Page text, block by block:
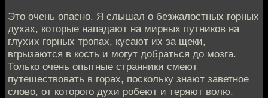
Это очень опасно. Я слышал о безжалостных горных
духах, которые нападают на мирных путников на
глухих горных тропах, кусают их за щеки,
вгрызаются в кость и могут добраться до мозга.
Только очень опытные странники смеют
путешествовать в горах, поскольку знают заветное
слово, от которого духи робеют и теряют волю.